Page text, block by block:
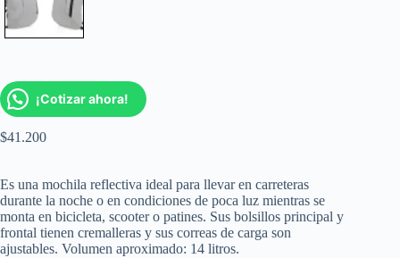
¡Cotizar ahora!
$41.200
Es una mochila reflectiva ideal para llevar en carreteras
durante la noche o en condiciones de poca luz mientras se
monta en bicicleta, scooter o patines. Sus bolsillos principal y
frontal tienen cremalleras y sus correas de carga son
ajustables. Volumen aproximado: 14 litros.